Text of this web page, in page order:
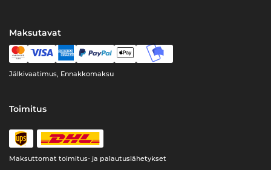
Maksutavat
Jälkivaatimus, Ennakkomaksu
Toimitus
Maksuttomat toimitus- ja palautuslähetykset